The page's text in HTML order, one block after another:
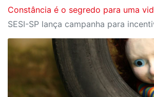
Constância é o segredo para uma